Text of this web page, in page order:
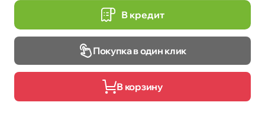
В кредит
Покупка в один клик
В корзину